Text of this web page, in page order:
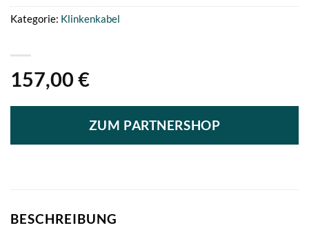
157,00 €
ZUM PARTNERSHOP
Kategorie: Klinkenkabel
BESCHREIBUNG